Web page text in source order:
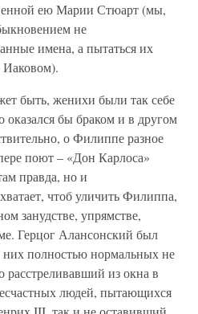
ею Марии Стюарт (мы,
не
имена, а пытаться их
Иаковом).
быть, женихи были так себе
бы браком и в другом
о Филиппе разное
поют – «Дон Карлоса»
правда, но и
чтоб уличить Филиппа,
занудстве, упрямстве,
Герцог Алансонский был
полностью нормальных не
из окна в
людей, пытающихся